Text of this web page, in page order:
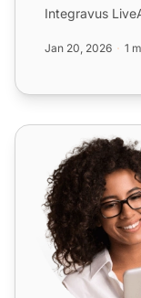
Integravus
Jan 20, 2026 1
CoreCommerce